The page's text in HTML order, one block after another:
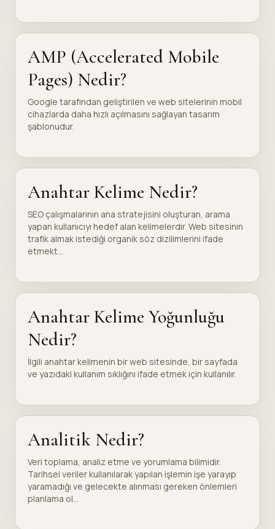
AMP (Accelerated Mobile
Pages) Nedir?
Google tarafından geliştirilen ve web sitelerinin mobil
cihazlarda daha hızlı açılmasını sağlayan tasarım
şablonudur.
Anahtar Kelime Nedir?
SEO çalışmalarının ana stratejisini oluşturan, arama
yapan kullanıcıyı hedef alan kelimelerdir. Web sitesinin
trafik almak istediği organik söz dizilimlerini ifade
etmekt...
Anahtar Kelime Yoğunluğu
Nedir?
İlgili anahtar kelimenin bir web sitesinde, bir sayfada
ve yazıdaki kullanım sıklığını ifade etmek için kullanılır.
Analitik Nedir?
Veri toplama, analiz etme ve yorumlama bilimidir.
Tarihsel veriler kullanılarak yapılan işlemin işe yarayıp
yaramadığı ve gelecekte alınması gereken önlemleri
planlama ol...